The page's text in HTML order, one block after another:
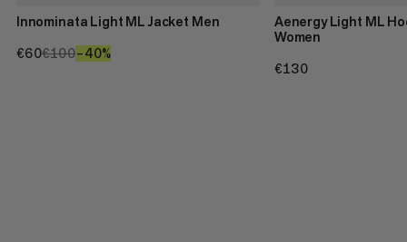
Innominata Light ML Jacket Men
€60€60
€100€100
–40%
Aenergy Light ML
Women
€130